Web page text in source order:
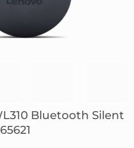
Bluetooth Silent